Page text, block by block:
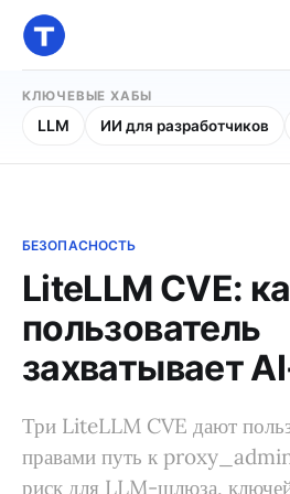
КЛЮЧЕВЫЕ ХАБЫ
LLM ИИ для разработчиков
БЕЗОПАСНОСТЬ
LiteLLM CVE:
пользователь
захватывает
Три LiteLLM CVE дают
правами путь к
риск для LLM-шлюза,